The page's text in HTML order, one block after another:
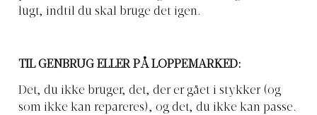
lugt, indtil du skal bruge det igen.
TIL GENBRUG ELLER PÅ LOPPEMARKED:
Det, du ikke bruger, det, der er gået i stykker (og
som ikke kan repareres), og det, du ikke kan passe.